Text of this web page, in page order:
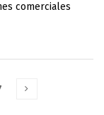
comerciales